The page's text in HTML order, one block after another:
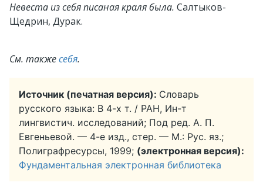
Невеста из себя писаная краля была. Салтыков-
Щедрин, Дурак.
См. такжесебя.
Источник (печатная версия): Словарь
русского языка: В 4-х т. / РАН, Ин-т
лингвистич. исследований; Под ред. А. П.
Евгеньевой. — 4-е изд., стер. — М.: Рус. яз.;
Полиграфресурсы, 1999; (электронная версия):
Фундаментальная электронная библиотека